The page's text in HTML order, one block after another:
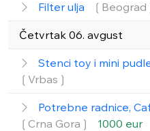
Filter ulja
Četvrtak 06. avgust
Stenci toy i mini
❲Vrbas❳
Potrebne radnice,
❲Crna Gora❳
1000 eur